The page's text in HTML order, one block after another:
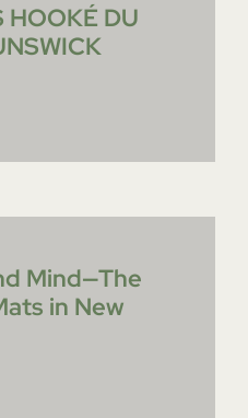
HOOKÉ DU
Mind—The
in New